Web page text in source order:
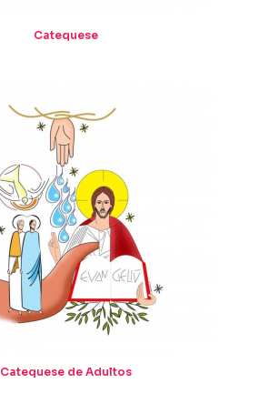
Catequese
Catequese de Adultos